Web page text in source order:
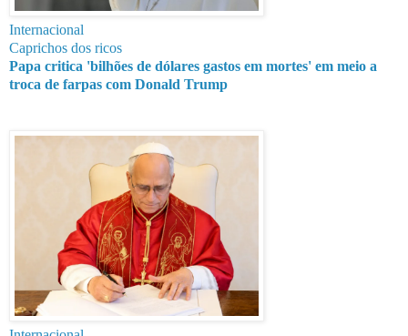
Internacional
Caprichos dos ricos
Papa critica 'bilhões de dólares gastos em mortes' em meio a
troca de farpas com Donald Trump